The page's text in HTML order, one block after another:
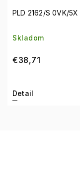
PLD 4162/S 1ED
Skladom
–30 %
Detail